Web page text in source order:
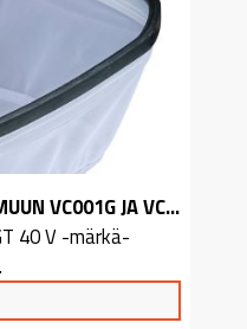
MAKITA ESISUODATIN VEDEN IMUUN VC001G JA VC003G
40 V -märkä-